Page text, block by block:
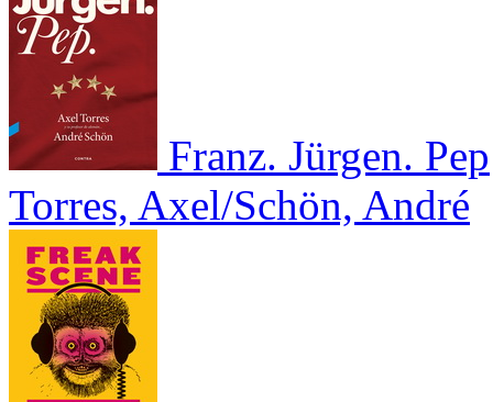
Franz. Jürgen. Pep
Torres, Axel/Schön, André